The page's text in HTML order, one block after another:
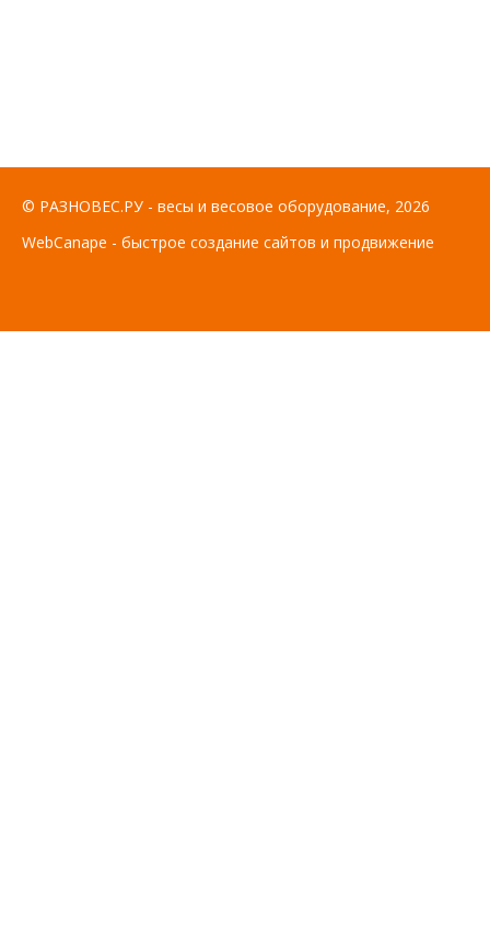
© РАЗНОВЕС.РУ - весы и весовое оборудование, 2026
WebCanape - быстрое создание сайтов и продвижение